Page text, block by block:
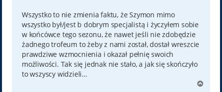
Wszystko to nie zmienia faktu, że Szymon mimo
wszystko był/jest b dobrym specjalistą i życzyłem sobie
w końcówce tego sezonu, że nawet jeśli nie zdobędzie
żadnego trofeum to żeby z nami został, dostał wreszcie
prawdziwe wzmocnienia i okazał pełnię swoich
możliwości. Tak się jednak nie stało, a jak się skończyło
to wszyscy widzieli…